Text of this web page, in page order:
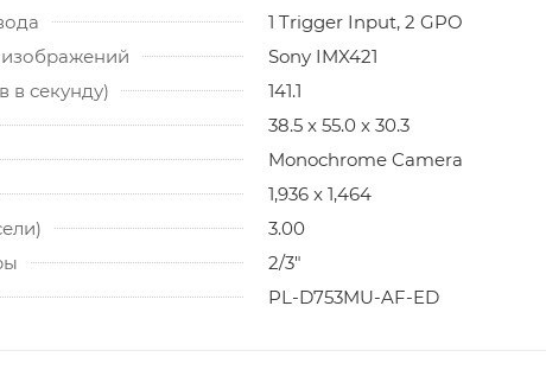
1 Trigger Input, 2 GPO
изображений
Sony IMX421
в секунду)
141.1
38.5 x 55.0 x 30.3
Monochrome Camera
1,936 x 1,464
3.00
2/3"
PL-D753MU-AF-ED